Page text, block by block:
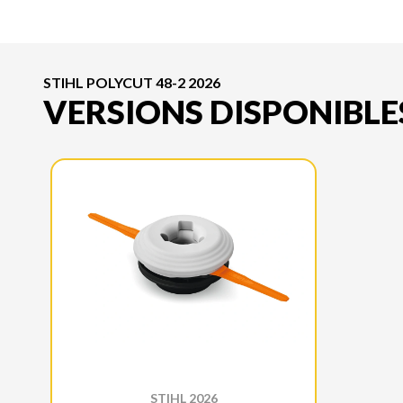
STIHL POLYCUT 48-2 2026
VERSIONS
STIHL 2026